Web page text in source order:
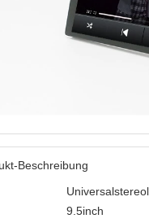
Beschreibung
9.5inch